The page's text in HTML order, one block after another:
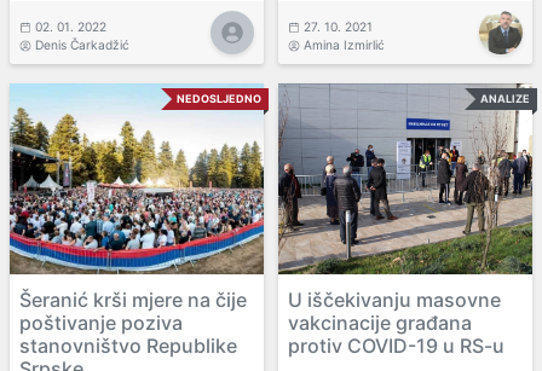
02. 01. 2022
Denis Čarkadžić
27. 10. 2021
Amina Izmirlić
NEDOSLJEDNO
Šeranić krši mjere na čije
poštivanje poziva
stanovništvo Republike
ANALIZE
U iščekivanju masovne
vakcinacije građana
protiv COVID-19 u RS-u